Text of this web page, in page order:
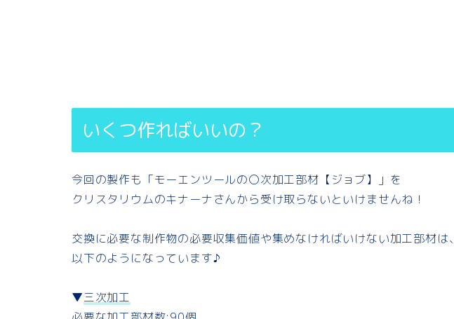
いくつ作ればいいの？
今回の製作も「モーエンツールの〇次加工部材【ジョブ】」を
クリスタリウムのキナーナさんから受け取らないといけませんね！
交換に必要な制作物の必要収集価値や集めなければいけない加工部材は、
以下のようになっています♪
▼三次加工